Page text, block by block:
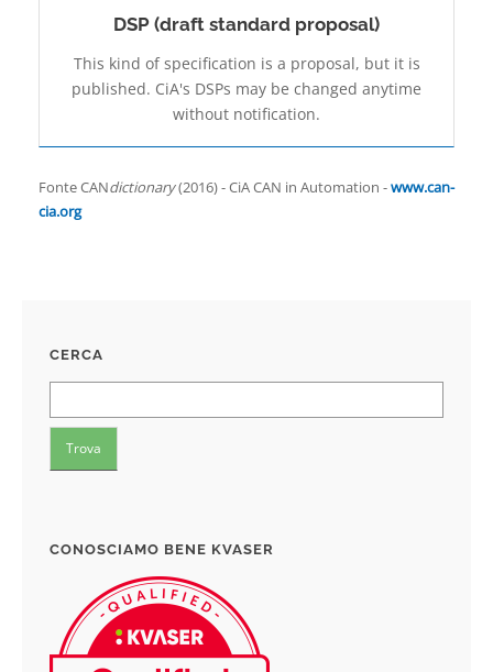
DSP (draft standard proposal)
This kind of specification is a proposal, but it is
published. CiA's DSPs may be changed anytime
without notification.
Fonte CANdictionary(2016) - CiA CAN in Automation -www.can-
cia.org
CERCA
CONOSCIAMO BENE KVASER